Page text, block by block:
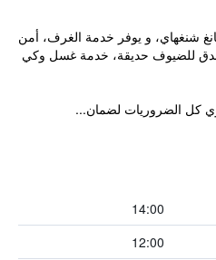
شنغهاي، و يوفر خدمة الغرف، أمن
للضيوف حديقة، خدمة غسل وكي
14:00
12:00